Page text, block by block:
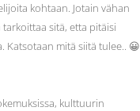
kohtaan. Jotain vähan
sitä, etta pitäisi
Katsotaan mitä siitä tulee.. 😀
kulttuurin